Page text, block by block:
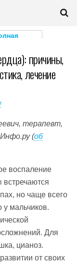
причины,
лечение
терапевт,
(об
воспаление
встречаются
но чаще всего
у мальчиков.
Для
цианоз.
от своих